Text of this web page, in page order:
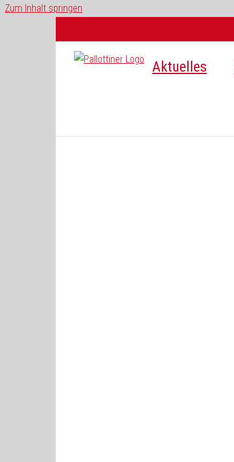
Zum Inhalt springen
Aktuelles